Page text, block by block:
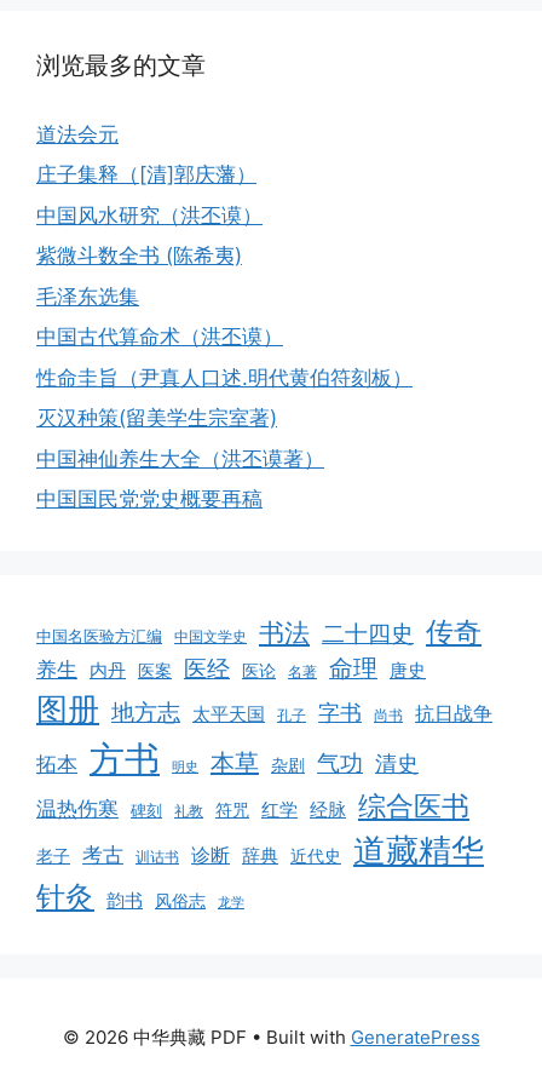
浏览最多的文章
道法会元
庄子集释（[清]郭庆藩）
中国风水研究（洪丕谟）
紫微斗数全书 (陈希夷)
毛泽东选集
中国古代算命术（洪丕谟）
性命圭旨（尹真人口述.明代黄伯符刻板）
灭汉种策(留美学生宗室著)
中国神仙养生大全（洪丕谟著）
中国国民党党史概要再稿
中国名医验方汇编 中国文学史 书法 二十四史 传奇
养生 内丹 医案 医经 医论 名著 命理 唐史
图册 地方志 太平天国 孔子 字书 尚书 抗日战争
拓本 方书 明史 本草 杂剧 气功 清史
温热伤寒 碑刻 礼教 符咒 红学 经脉 综合医书
老子 考古 训诂书 诊断 辞典 近代史 道藏精华
针灸 韵书 风俗志 龙学
© 2026 中华典藏 PDF • Built with GeneratePress